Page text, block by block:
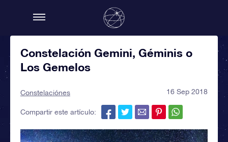
Constelación Gemini, Géminis o
Los Gemelos
Constelaciónes 16 Sep 2018
Compartir este artículo: